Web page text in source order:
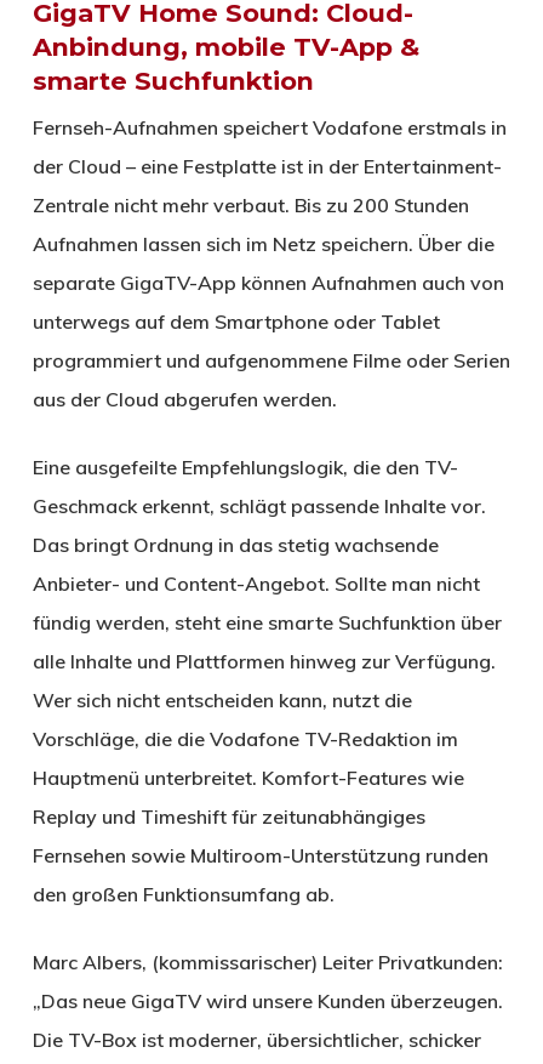
GigaTV Home Sound: Cloud-
Anbindung, mobile TV-App &
smarte Suchfunktion
Fernseh-Aufnahmen speichert Vodafone erstmals in
der Cloud – eine Festplatte ist in der Entertainment-
Zentrale nicht mehr verbaut. Bis zu 200 Stunden
Aufnahmen lassen sich im Netz speichern. Über die
separate GigaTV-App können Aufnahmen auch von
unterwegs auf dem Smartphone oder Tablet
programmiert und aufgenommene Filme oder Serien
aus der Cloud abgerufen werden.
Eine ausgefeilte Empfehlungslogik, die den TV-
Geschmack erkennt, schlägt passende Inhalte vor.
Das bringt Ordnung in das stetig wachsende
Anbieter- und Content-Angebot. Sollte man nicht
fündig werden, steht eine smarte Suchfunktion über
alle Inhalte und Plattformen hinweg zur Verfügung.
Wer sich nicht entscheiden kann, nutzt die
Vorschläge, die die Vodafone TV-Redaktion im
Hauptmenü unterbreitet. Komfort-Features wie
Replay und Timeshift für zeitunabhängiges
Fernsehen sowie Multiroom-Unterstützung runden
den großen Funktionsumfang ab.
Marc Albers, (kommissarischer) Leiter Privatkunden:
„Das neue GigaTV wird unsere Kunden überzeugen.
Die TV-Box ist moderner, übersichtlicher, schicker